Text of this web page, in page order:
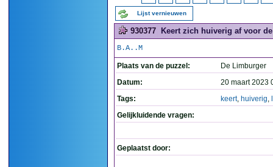
Lijst vernieuwen
930377 Keert zich huiverig af voor
B.A..M
Plaats van de puzzel:
De Limburger
Datum:
20 maart 2023
Tags:
keert, huiverig,
Gelijkluidende vragen:
Geplaatst door: